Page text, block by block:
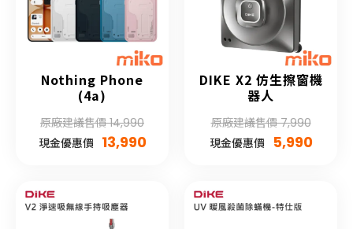
Nothing Phone
(4a)
原廠建議售價 14,990
現金優惠價 13,990
DIKE X2 仿生擦窗機
器人
原廠建議售價 7,990
現金優惠價
5,990